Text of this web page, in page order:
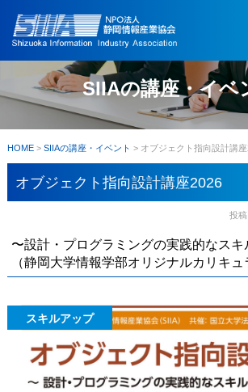
SIIAの講座・イベ
HOME> SIIAの講座・イベント > オブジェクト指向設計講
オブジェクト指向設計講座2026
投
〜設計・プログラミングの実践的なス
（静岡大学情報学部オリジナルカリキュ
スキルアップ